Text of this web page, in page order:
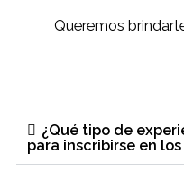
Queremos
¿Qué tipo de
para inscribirse en